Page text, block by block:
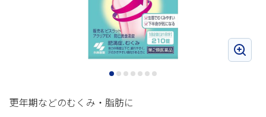
更年期などのむくみ・脂肪に